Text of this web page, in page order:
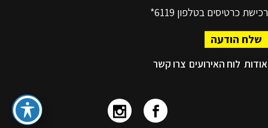
רכישת כרטיסים בטלפון 6119*
שלח הודעה
אודות לוח האירועים צרו קשר